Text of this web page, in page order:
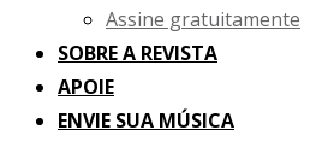
Assine gratuitamente
SOBRE A REVISTA
APOIE
ENVIE SUA MÚSICA